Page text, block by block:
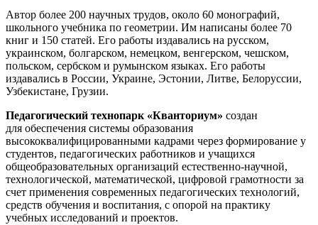
Автор более 200 научных трудов, около 60 монографий,
школьного учебника по геометрии. Им написаны более 70
книг и 150 статей. Его работы издавались на русском,
украинском, болгарском, немецком, венгерском, чешском,
польском, сербском и румынском языках. Его работы
издавались в России, Украине, Эстонии, Литве, Белоруссии,
Узбекистане, Грузии.
Педагогический технопарк «Кванториум» создан
для обеспечения системы образования
высококвалифицированными кадрами через формирование у
студентов, педагогических работников и учащихся
общеобразовательных организаций естественно-научной,
технологической, математической, цифровой грамотности за
счет применения современных педагогических технологий,
средств обучения и воспитания, с опорой на практику
учебных исследований и проектов.